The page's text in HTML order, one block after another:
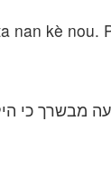
nan kè nou.
מבשרך כי